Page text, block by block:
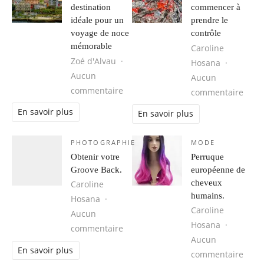
destination
idéale pour un
voyage de noce
mémorable
Zoé d'Alvau
Aucun
commentaire sur Cuba, une destination idéale
En savoir plus
commencer à
prendre le
contrôle
Caroline
Hosana
Aucun
commentaire
En savoir plus
PHOTOGRAPHIE
Obtenir votre
Groove Back.
Caroline
Hosana
Aucun
commentaire sur Obtenir votre Groove Back.
En savoir plus
MODE
Perruque
européenne de
cheveux
humains.
Caroline
Hosana
Aucun
commentaire